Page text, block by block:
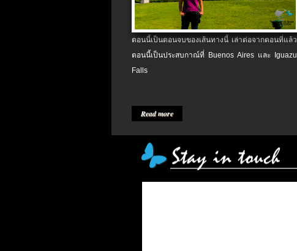
ตอนนี้เป็นตอนจบของเส้นทางนี้ เล่าต่อจากตอนที่แล้ว
ตอนนี้เป็นประสบกาณ์ที่ Buenos Aires และ Iguazu
Falls
Read more